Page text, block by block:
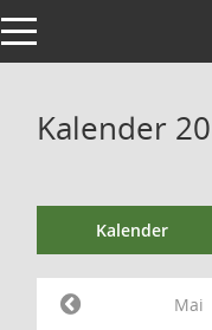
Toggle navigation
Kalender
Kalender
Mai